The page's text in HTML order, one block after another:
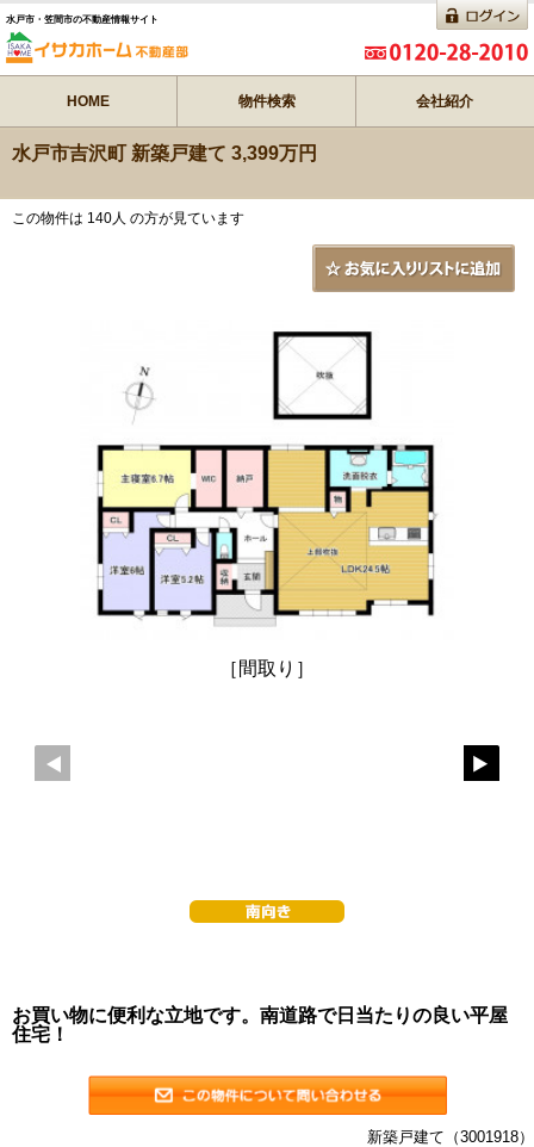
水戸市・笠間市の不動産情報サイト
HOME 物件検索 会社紹介
水戸市吉沢町 新築戸建て 3,399万円
この物件は 140人 の方が見ています
［間取り］
お買い物に便利な立地です。南道路で日当たりの良い平屋
住宅！
新築戸建て（3001918）